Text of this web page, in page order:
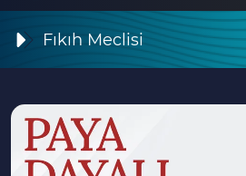
Fıkıh Meclisi